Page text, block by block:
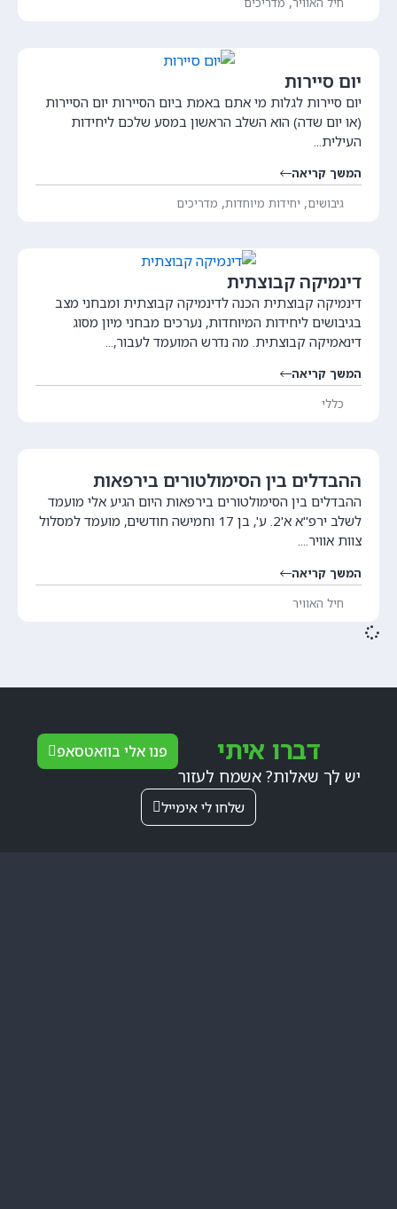
יום סיירות
יום סיירות לגלות מי אתם באמת ביום הסיירות יום הסיירות
(או יום שדה) הוא השלב הראשון במסע שלכם ליחידות
העילית...
המשך קריאה
גיבושים, יחידות מיוחדות, מדריכים
דינמיקה קבוצתית
דינמיקה קבוצתית הכנה לדינמיקה קבוצתית ומבחני מצב
בגיבושים ליחידות המיוחדות, נערכים מבחני מיון מסוג
דינאמיקה קבוצתית. מה נדרש המועמד לעבור,...
המשך קריאה
כללי
ההבדלים בין הסימולטורים בירפאות
ההבדלים בין הסימולטורים בירפאות היום הגיע אלי מועמד
לשלב ירפ"א א'2. ע', בן 17 וחמישה חודשים, מועמד למסלול
צוות אוויר....
המשך קריאה
חיל האוויר
דברו איתי
יש לך שאלות? אשמח לעזור
פנו אלי בוואטסאפ
שלחו לי אימייל